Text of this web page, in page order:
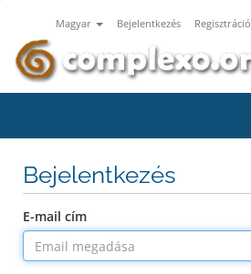
Magyar Bejelentkezés Regisztráció
Bejelentkezés
E-mail cím